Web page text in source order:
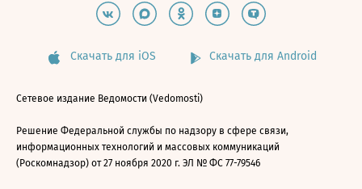
Скачать для iOS Скачать для Android
Сетевое издание Ведомости (Vedomosti)
Решение Федеральной службы по надзору в сфере связи,
информационных технологий и массовых коммуникаций
(Роскомнадзор) от 27 ноября 2020 г. ЭЛ № ФС 77-79546